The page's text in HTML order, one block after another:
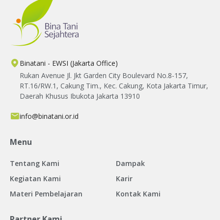
Binatani - EWSI (Jakarta Office)
Rukan Avenue Jl. Jkt Garden City Boulevard No.8-157,
RT.16/RW.1, Cakung Tim., Kec. Cakung, Kota Jakarta Timur,
Daerah Khusus Ibukota Jakarta 13910
info@binatani.or.id
Menu
Tentang Kami
Dampak
Kegiatan Kami
Karir
Materi Pembelajaran
Kontak Kami